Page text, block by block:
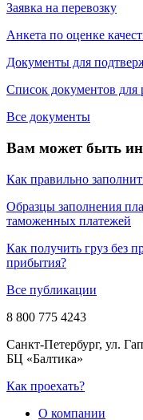
Заявка на перевозку
Анкета по оценке
Документы для
Список документов для
Все документы
Вам может быть
Как правильно
Образцы заполнения
таможенных платежей
Как получить груз без
прибытия?
Все публикации
8 800 775 4243
Санкт-Петербург, ул.
БЦ «Балтика»
Как проехать?
О компании